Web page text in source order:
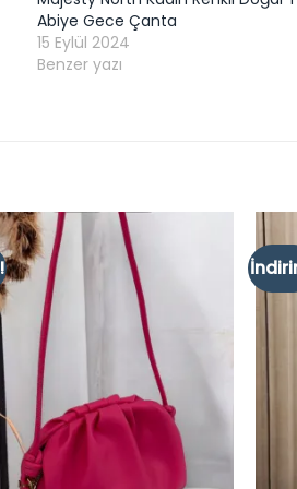
Abiye Gece Çanta
15 Eylül 2024
Benzer yazı